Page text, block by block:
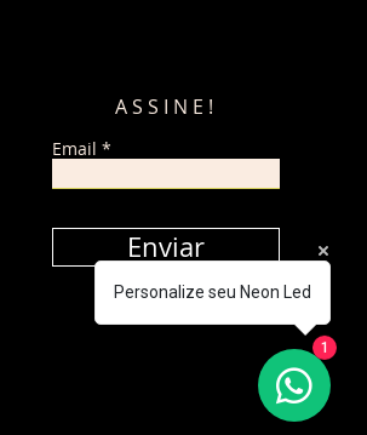
ASSINE!
Email
Enviar
Personalize seu Neon Led
1